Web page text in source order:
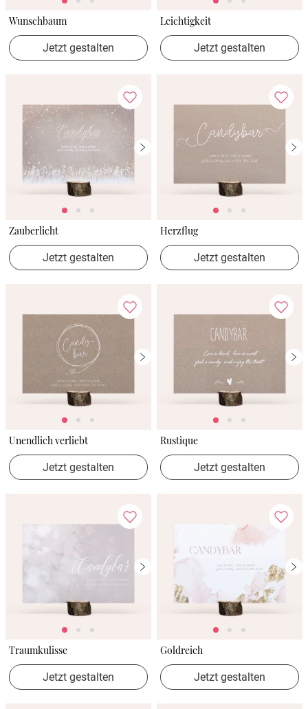
Wunschbaum
Jetzt gestalten
Leichtigkeit
Jetzt gestalten
Zauberlicht
Jetzt gestalten
Herzflug
Jetzt gestalten
Unendlich verliebt
Jetzt gestalten
Rustique
Jetzt gestalten
Traumkulisse
Jetzt gestalten
Goldreich
Jetzt gestalten